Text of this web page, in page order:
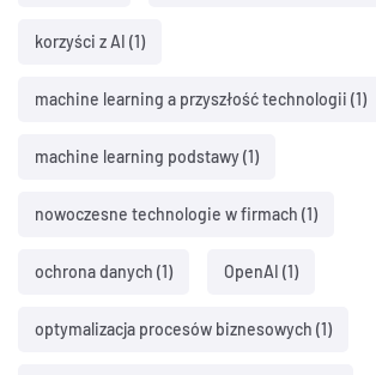
korzyści z AI (1)
machine learning a przyszłość technologii (1)
machine learning podstawy(1)
nowoczesne technologie w firmach (1)
ochrona danych (1) OpenAI (1)
optymalizacja procesów biznesowych (1)